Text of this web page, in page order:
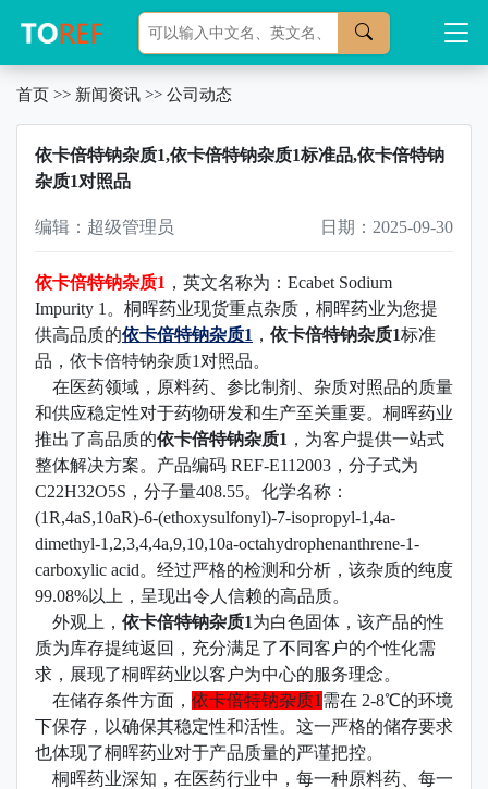
首页 >> 新闻资讯 >> 公司动态
依卡倍特钠杂质1,依卡倍特钠杂质1标准品,依卡倍特钠
杂质1对照品
编辑：超级管理员 日期：2025-09-30
依卡倍特钠杂质1 ，英文名称为：Ecabet Sodium
Impurity 1。桐晖药业现货重点杂质， 桐晖药业为您提
供高品质的依卡倍特钠杂质1 ， 依卡倍特钠杂质1标准
品， 依卡倍特钠杂质1对照品。
在医药领域，原料药、参比制剂、杂质对照品的质量
和供应稳定性对于药物研发和生产至关重要。桐晖药业
推出了高品质的依卡倍特钠杂质1 ，为客户提供一站式
整体解决方案。产品编码 REF-E112003，分子式为
C22H32O5S，分子量408.55。化学名称：
(1R,4aS,10aR)-6-(ethoxysulfonyl)-7-isopropyl-1,4a-
dimethyl-1,2,3,4,4a,9,10,10a-octahydrophenanthrene-1-
carboxylic acid。经过严格的检测和分析，该杂质的纯度
99.08%以上，呈现出令人信赖的高品质。
外观上， 依卡倍特钠杂质1为白色固体，该产品的性
质为库存提纯返回，充分满足了不同客户的个性化需
求，展现了桐晖药业以客户为中心的服务理念。
在储存条件方面， 依卡倍特钠杂质1 需在 2-8℃的环境
下保存，以确保其稳定性和活性。这一严格的储存要求
也体现了桐晖药业对于产品质量的严谨把控。
桐晖药业深知，在医药行业中，每一种原料药、每一